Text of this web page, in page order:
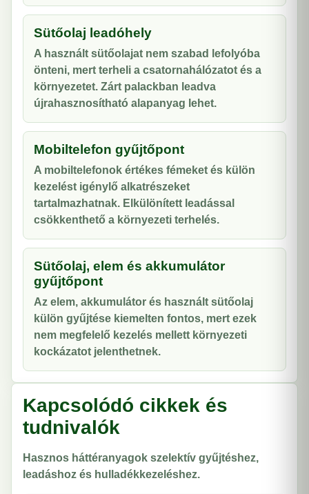
Sütőolaj leadóhely
A használt sütőolajat nem szabad lefolyóba
önteni, mert terheli a csatornahálózatot és a
környezetet. Zárt palackban leadva
újrahasznosítható alapanyag lehet.
Mobiltelefon gyűjtőpont
A mobiltelefonok értékes fémeket és külön
kezelést igénylő alkatrészeket
tartalmazhatnak. Elkülönített leadással
csökkenthető a környezeti terhelés.
Sütőolaj, elem és akkumulátor
gyűjtőpont
Az elem, akkumulátor és használt sütőolaj
külön gyűjtése kiemelten fontos, mert ezek
nem megfelelő kezelés mellett környezeti
kockázatot jelenthetnek.
Kapcsolódó cikkek és
tudnivalók
Hasznos háttéranyagok szelektív gyűjtéshez,
leadáshoz és hulladékkezeléshez.